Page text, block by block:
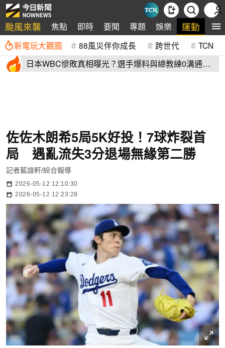
颱風來襲 焦點 即時 要聞 專題 娛樂 運動 全
新電玩大觀園 88風災伴你成長 跨世代 TCN
日本WBC慘敗真相曝光？選手爆料與總教練0溝通
佐佐木朗希5局5K好投！7球炸裂首
局 遇亂流失3分退場無緣第二勝
記者藍誼軒/綜合報導
2026-05-12 12:10:30
2026-05-12 12:23:29